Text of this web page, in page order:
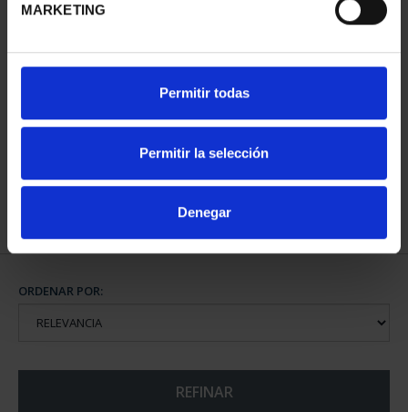
MARKETING
Permitir todas
Permitir la selección
Denegar
NACIONAL II - PALACIO
REAL DE...
ORDENAR POR:
REFINAR